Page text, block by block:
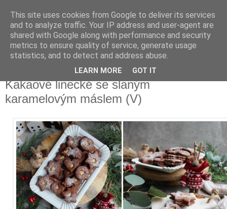
Delicious blog
Lucie
úterý 14. listopadu 2023
Kakaové linecké se slaným
karamelovým máslem (V)
This site uses cookies from Google to deliver its services
and to analyze traffic. Your IP address and user-agent are
shared with Google along with performance and security
metrics to ensure quality of service, generate usage
statistics, and to detect and address abuse.
LEARN MORE GOT IT